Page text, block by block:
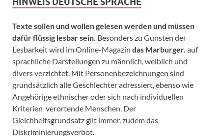
Texte sollen und wollen gelesen werden und müssen
dafür flüssig lesbar sein. Besonders zu Gunsten der
Lesbarkeit wird im Online-Magazin das Marburger. auf
sprachliche Darstellungen zu männlich, weiblich und
divers verzichtet. Mit Personenbezeichnungen sind
grundsätzlich alle Geschlechter adressiert, ebenso wie
Angehörige ethnischer oder sich nach individuellen
Kriterien verortende Menschen. Der
Gleichheitsgrundsatz gilt immer, zudem das
Diskriminierungsverbot.